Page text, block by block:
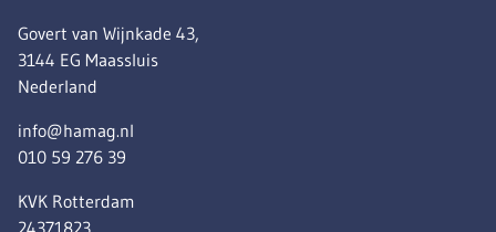
Govert van Wijnkade 43,
3144 EG Maassluis
Nederland
info@hamag.nl
010 59 276 39
KVK Rotterdam
24371823